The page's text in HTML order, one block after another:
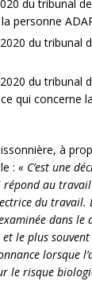
du tribunal
personne
du tribunal
du tribunal
ce qui concerne
à
: « C’est une
répond au
du travail.
dans le
le plus
lorsque
le risque